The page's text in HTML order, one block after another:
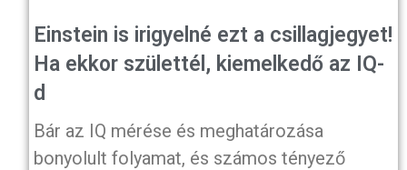
Einstein is irigyelné ezt a csillagjegyet!
Ha ekkor születtél, kiemelkedő az IQ-
d
Bár az IQ mérése és meghatározása
bonyolult folyamat, és számos tényező